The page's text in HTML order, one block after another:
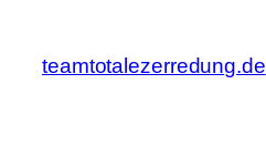
springen
teamtotalezerredung.de